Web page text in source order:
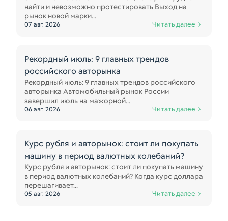
найти и невозможно протестировать Выход на
рынок новой марки...
07 авг. 2026 Читать далее
Рекордный июль: 9 главных трендов
российского авторынка
Рекордный июль: 9 главных трендов российского
авторынка Автомобильный рынок России
завершил июль на мажорной...
06 авг. 2026 Читать далее
Курс рубля и авторынок: стоит ли покупать
машину в период валютных колебаний?
Курс рубля и авторынок: стоит ли покупать машину
в период валютных колебаний? Когда курс доллара
перешагивает...
05 авг. 2026 Читать далее